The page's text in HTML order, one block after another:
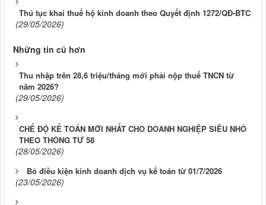
Thủ tục khai thuế hộ kinh doanh theo Quyết định 1272/QĐ-BTC
(29/05/2026)
Những tin cũ hơn
Thu nhập trên 28,6 triệu/tháng mới phải nộp thuế TNCN từ
năm 2026?
(29/05/2026)
CHẾ ĐỘ KẾ TOÁN MỚI NHẤT CHO DOANH NGHIỆP SIÊU NHỎ
THEO THÔNG TƯ 58
(28/05/2026)
Bỏ điều kiện kinh doanh dịch vụ kế toán từ 01/7/2026
(23/05/2026)